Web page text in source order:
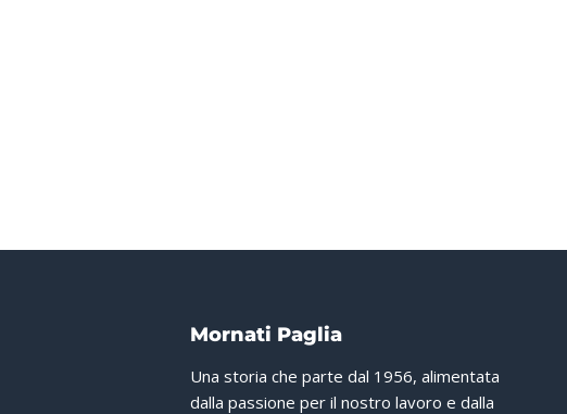
Mornati Paglia
Una storia che parte dal 1956, alimentata
dalla passione per il nostro lavoro e dalla